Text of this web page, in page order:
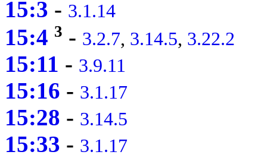
15:3 - 3.1.14
15:4 3 - 3.2.7, 3.14.5, 3.22.2
15:11 - 3.9.11
15:16 - 3.1.17
15:28 - 3.14.5
15:33 - 3.1.17